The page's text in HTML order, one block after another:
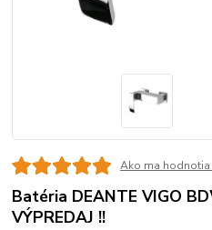
Ako ma hodnotia
Batéria DEANTE VIGO
VÝPREDAJ !!